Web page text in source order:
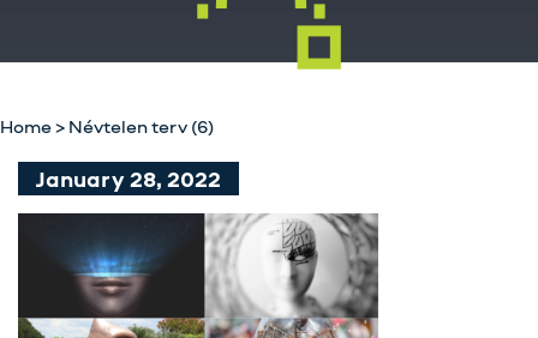
O nás
Průmysl
Kontakt
Trénink s Activate
Nakupující
Home> Névtelen terv (6)
January 28, 2022